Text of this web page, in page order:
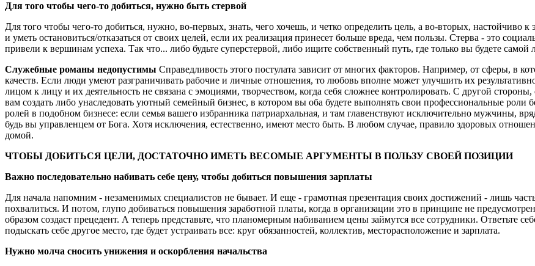
Для того чтобы чего-то добиться, нужно быть стервой
Для того чтобы чего-то добиться, нужно, во-первых, знать, чего хочешь, и четко определить цель, а во-вторых,
и уметь остановиться/отказаться от своих целей, если их реализация принесет больше вреда, чем пользы. Стерва - это
привели к вершинам успеха. Так что... либо будьте суперстервой, либо ищите собственный путь, где только вы будете самой
Служебные романы недопустимы Справедливость этого постулата зависит от многих факторов. Например, от сферы, в
качеств. Если люди умеют разграничивать рабочие и личные отношения, то любовь вполне может улучшить их
лицом к лицу и их деятельность не связана с эмоциями, творчеством, когда себя сложнее контролировать. С другой
вам создать либо унаследовать уютный семейный бизнес, в котором вы оба будете выполнять свои профессиональные роли
ролей в подобном бизнесе: если семья вашего избранника патриархальная, и там главенствуют исключительно мужчины,
будь вы управленцем от Бога. Хотя исключения, естественно, имеют место быть. В любом случае, правило здоровых
домой.
ЧТОБЫ ДОБИТЬСЯ ЦЕЛИ, ДОСТАТОЧНО ИМЕТЬ ВЕСОМЫЕ АРГУМЕНТЫ В ПОЛЬЗУ СВОЕЙ ПОЗИЦИИ
Важно последовательно набивать себе цену, чтобы добиться повышения зарплаты
Для начала напомним - незаменимых специалистов не бывает. И еще - грамотная презентация своих достижений - лишь
похвалиться. И потом, глупо добиваться повышения заработной платы, когда в организации это в принципе не
образом создаст прецедент. А теперь представьте, что планомерным набиванием цены займутся все сотрудники. Ответьте
подыскать себе другое место, где будет устраивать все: круг обязанностей, коллектив, месторасположение и зарплата.
Нужно молча сносить унижения и оскорбления начальства